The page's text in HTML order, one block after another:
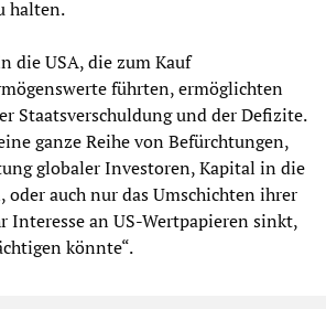
halten.
die USA, die zum Kauf
führten, ermöglichten
Staatsverschuldung und der Defizite.
ganze Reihe von Befürchtungen,
globaler Investoren, Kapital in die
oder auch nur das Umschichten ihrer
Interesse an US-Wertpapieren sinkt,
könnte“.